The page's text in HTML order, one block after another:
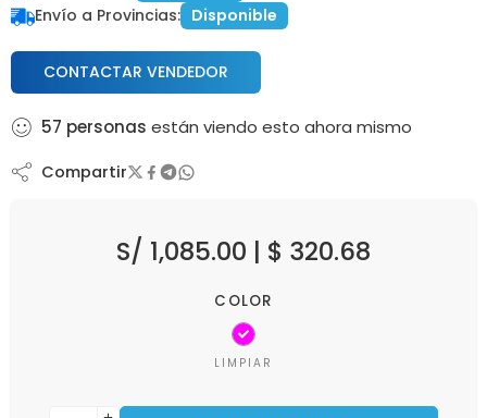
Envío a Provincias: Disponible
CONTACTAR VENDEDOR
57 personas están viendo esto ahora mismo
Compartir
S/ 1,085.00 | $ 320.68
COLOR
LIMPIAR